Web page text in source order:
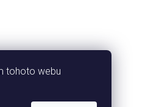
tohoto webu